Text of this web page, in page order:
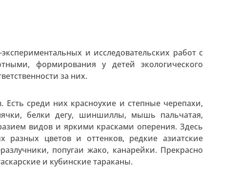
и исследовательских работ с
формирования у детей экологического
за них.
Есть среди них красноухие и степные черепахи,
белки дегу, шиншиллы, мышь пальчатая,
видов и яркими красками оперения. Здесь
разных цветов и оттенков, редкие азиатские
попугаи жако, канарейки. Прекрасно
и кубинские тараканы.